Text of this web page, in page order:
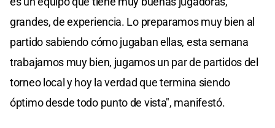
grandes, de experiencia. Lo preparamos muy bien al
partido sabiendo cómo jugaban ellas, esta semana
trabajamos muy bien, jugamos un par de partidos del
torneo local y hoy la verdad que termina siendo
óptimo desde todo punto de vista", manifestó.